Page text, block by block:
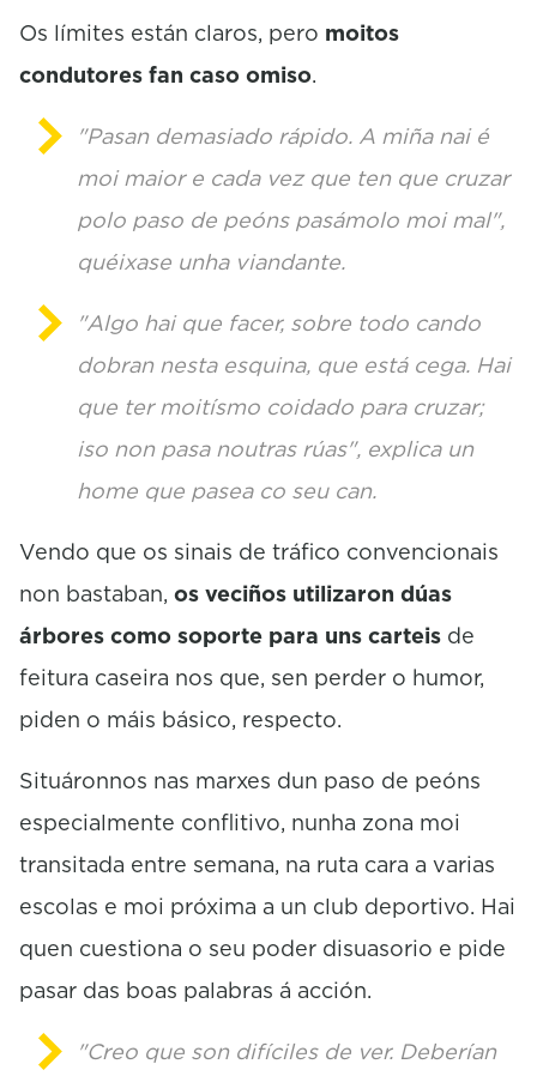
o
d
Os límites están claros, pero moitos
condutores fan caso omiso.
"Pasan demasiado rápido. A miña nai é
moi maior e cada vez que ten que cruzar
polo paso de peóns pasámolo moi mal",
quéixase unha viandante.
"Algo hai que facer, sobre todo cando
dobran nesta esquina, que está cega. Hai
que ter moitísmo coidado para cruzar;
iso non pasa noutras rúas", explica un
home que pasea co seu can.
Vendo que os sinais de tráfico convencionais
non bastaban, os veciños utilizaron dúas
árbores como soporte para uns carteis de
feitura caseira nos que, sen perder o humor,
piden o máis básico, respecto.
Situáronnos nas marxes dun paso de peóns
especialmente conflitivo, nunha zona moi
transitada entre semana, na ruta cara a varias
escolas e moi próxima a un club deportivo. Hai
quen cuestiona o seu poder disuasorio e pide
pasar das boas palabras á acción.
"Creo que son difíciles de ver. Deberían